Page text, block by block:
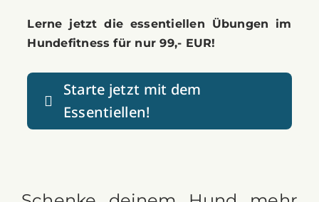
Starte jetzt mit dem
Essentiellen!
Kraft und Mobilität für ein